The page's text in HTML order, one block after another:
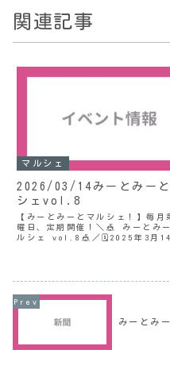
関連記事
マルシェ
2026/03/14みーとみー
シェvol.8
【みーとみーとマルシェ！】毎月
曜日、定期開催！＼🎪 みーとみ
ルシェ vol.8🎪／🗓️2025年3月14
みーとみ